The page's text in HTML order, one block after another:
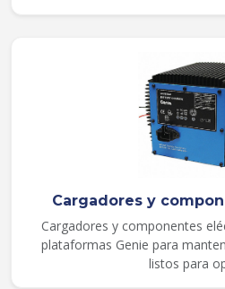
Cargadores y
Cargadores y componentes
plataformas Genie para
listos para